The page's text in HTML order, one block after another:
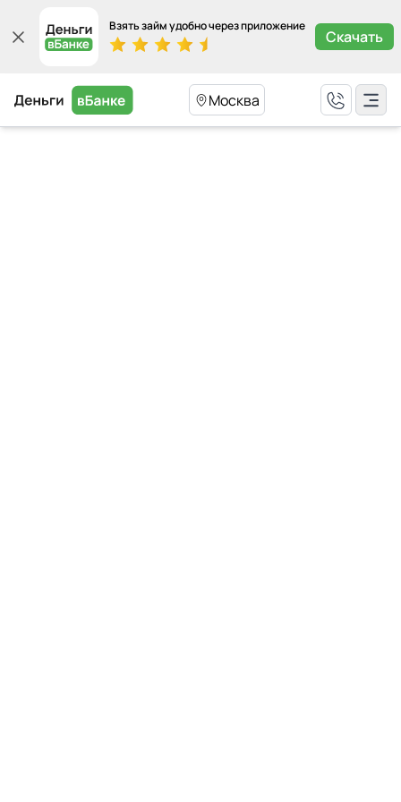
Взять займ удобно через приложение
Скачать
Москва